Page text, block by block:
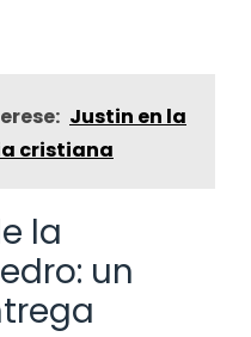
Justin en la
cristiana
la
un